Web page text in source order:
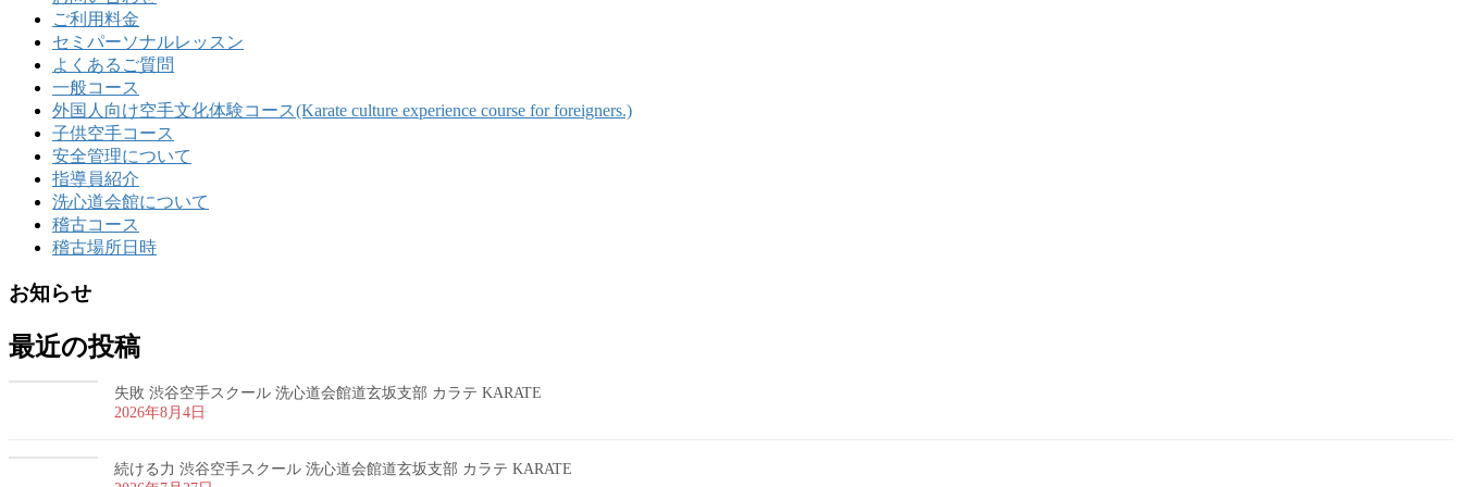
ご利用料金
セミパーソナルレッスン
よくあるご質問
一般コース
外国人向け空手文化体験コース(Karate culture experience course for foreigners.)
子供空手コース
安全管理について
指導員紹介
洗心道会館について
稽古コース
稽古場所日時
お知らせ
最近の投稿
失敗 渋谷空手スクール 洗心道会館道玄坂支部 カラテ KARATE
2026年8月4日
続ける力 渋谷空手スクール 洗心道会館道玄坂支部 カラテ KARATE